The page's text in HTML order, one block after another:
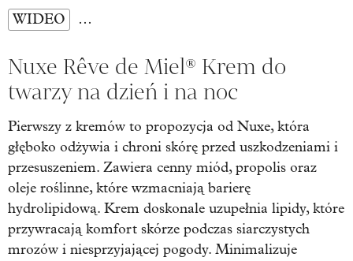
WIDEO …
Nuxe Rêve de Miel® Krem do
twarzy na dzień i na noc
Pierwszy z kremów to propozycja od Nuxe, która
głęboko odżywia i chroni skórę przed uszkodzeniami i
przesuszeniem. Zawiera cenny miód, propolis oraz
oleje roślinne, które wzmacniają barierę
hydrolipidową. Krem doskonale uzupełnia lipidy, które
przywracają komfort skórze podczas siarczystych
mrozów i niesprzyjającej pogody. Minimalizuje